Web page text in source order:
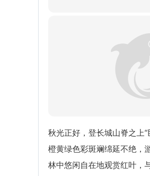
秋光正好，登长城山脊之上
橙黄绿色彩斑斓绵延不绝，
林中悠闲自在地观赏红叶，